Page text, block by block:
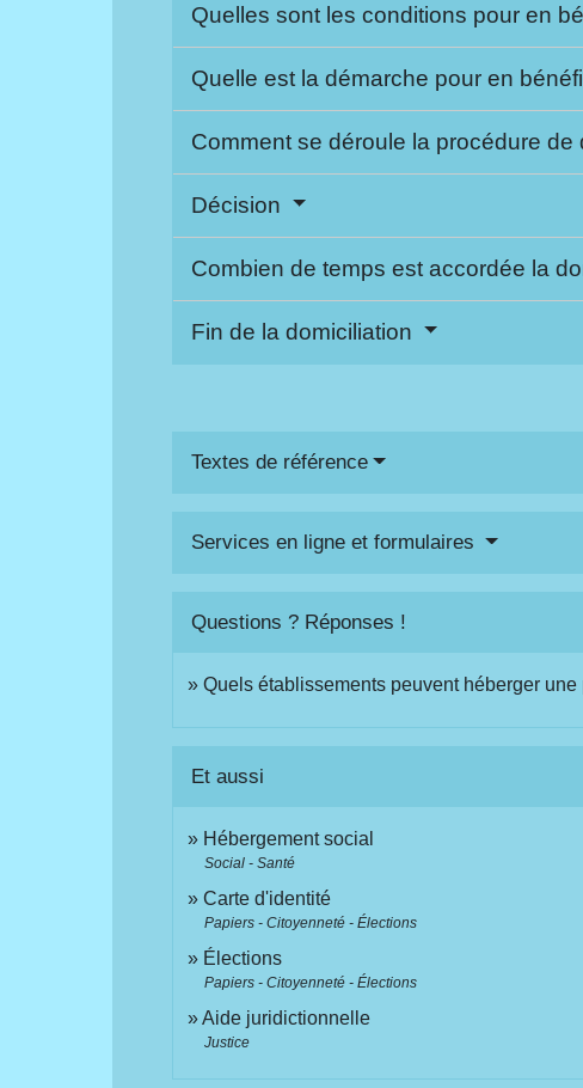
Quelles sont les conditions pour en
Quelle est la démarche pour en
Comment se déroule la procédure de
Décision
Combien de temps est accordée la
Fin de la domiciliation
Textes de référence
Services en ligne et formulaires
Questions ? Réponses !
Quels établissements peuvent héberger
Et aussi
Hébergement social
Social - Santé
Carte d'identité
Papiers - Citoyenneté - Élections
Élections
Papiers - Citoyenneté - Élections
Aide juridictionnelle
Justice